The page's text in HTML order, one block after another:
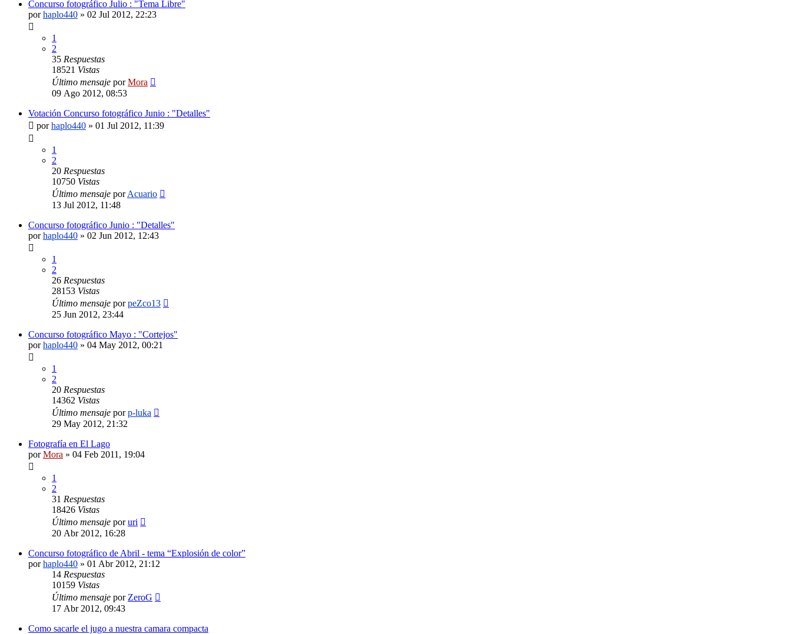
Concurso fotográfico Julio : "Tema Libre"
porhaplo440 » 02 Jul 2012, 22:23
1
2
35 Respuestas
18521 Vistas
Último mensaje porMora
09 Ago 2012, 08:53
Votación Concurso fotográfico Junio : "Detalles"
porhaplo440 » 01 Jul 2012, 11:39
1
2
20 Respuestas
10750 Vistas
Último mensaje porAcuario
13 Jul 2012, 11:48
Concurso fotográfico Junio : "Detalles"
porhaplo440 » 02 Jun 2012, 12:43
1
2
26 Respuestas
28153 Vistas
Último mensaje porpeZco13
25 Jun 2012, 23:44
Concurso fotográfico Mayo : "Cortejos"
porhaplo440 » 04 May 2012, 00:21
1
2
20 Respuestas
14362 Vistas
Último mensaje porp-luka
29 May 2012, 21:32
Fotografía en El Lago
porMora » 04 Feb 2011, 19:04
1
2
31 Respuestas
18426 Vistas
Último mensaje poruri
20 Abr 2012, 16:28
Concurso fotográfico de Abril - tema “Explosión de color”
porhaplo440 » 01 Abr 2012, 21:12
14 Respuestas
10159 Vistas
Último mensaje por ZeroG
17 Abr 2012, 09:43
Como sacarle el jugo a nuestra camara compacta